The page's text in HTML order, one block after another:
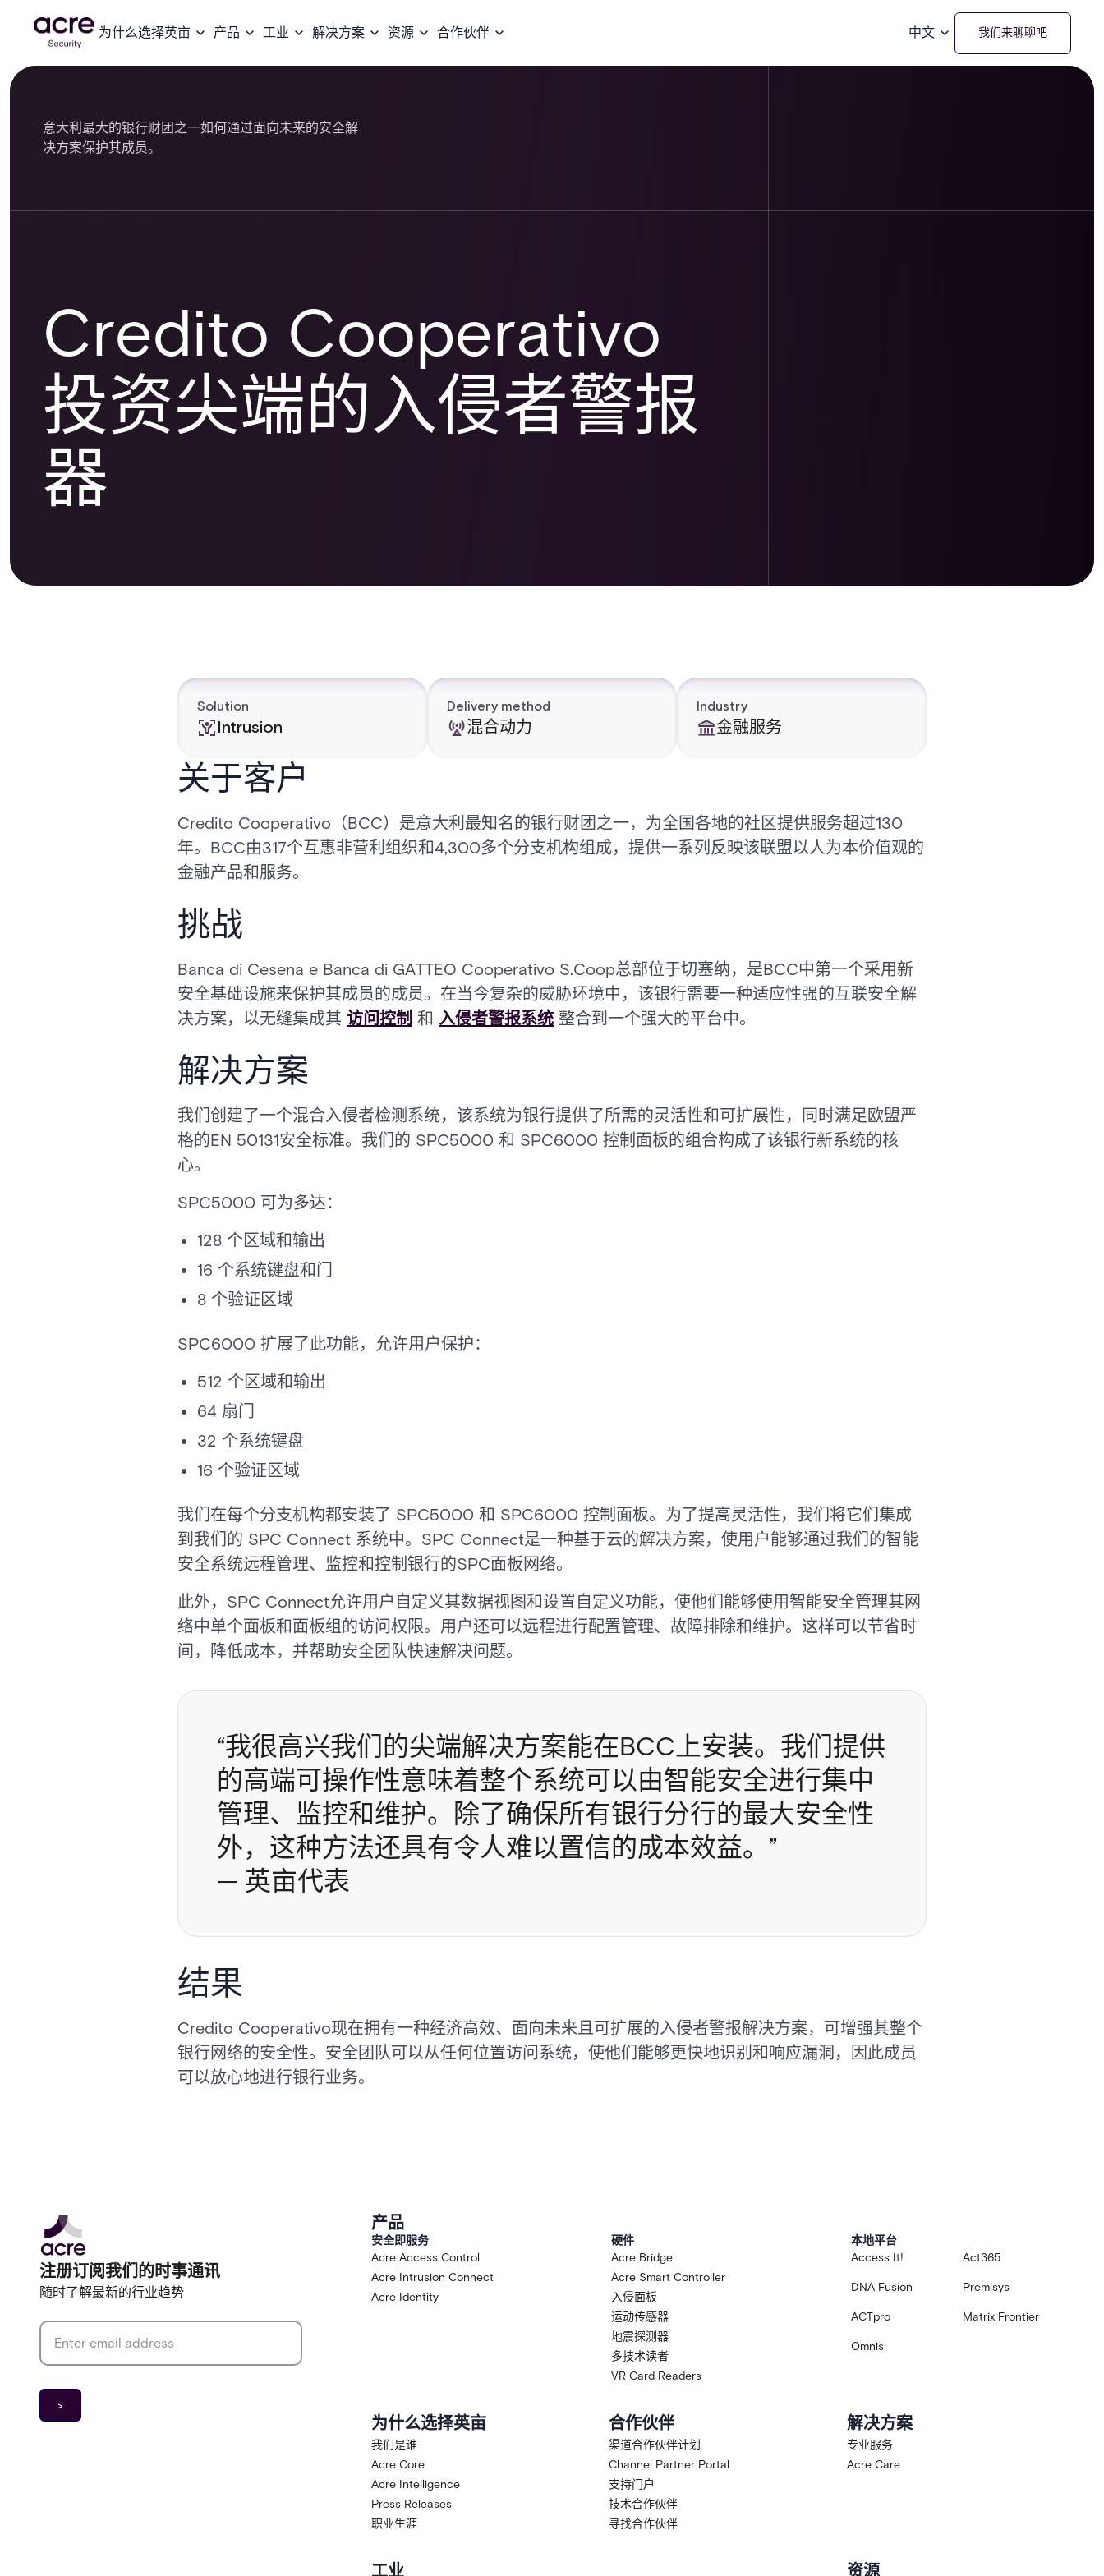
为什么选择英亩 产品 工业 解决方案 资源 合作伙伴 中文 我们来聊聊吧
Credito Cooperativo
投资尖端的入侵者警报
器
意大利最大的银行财团之一如何通过面向未来的安全解
决方案保护其成员。
Solution
Intrusion
Delivery method
混合动力
Industry
金融服务
关于客户
Credito Cooperativo（BCC）是意大利最知名的银行财团之一，为全国各地的社区提供服务超过130
年。BCC由317个互惠非营利组织和4,300多个分支机构组成，提供一系列反映该联盟以人为本价值观的
金融产品和服务。
挑战
Banca di Cesena e Banca di GATTEO Cooperativo S.Coop总部位于切塞纳，是BCC中第一个采用新
安全基础设施来保护其成员的成员。在当今复杂的威胁环境中，该银行需要一种适应性强的互联安全解
决方案，以无缝集成其 访问控制 和 入侵者警报系统 整合到一个强大的平台中。
解决方案
我们创建了一个混合入侵者检测系统，该系统为银行提供了所需的灵活性和可扩展性，同时满足欧盟严
格的EN 50131安全标准。我们的 SPC5000 和 SPC6000 控制面板的组合构成了该银行新系统的核
心。
SPC5000 可为多达：
128 个区域和输出
16 个系统键盘和门
8 个验证区域
SPC6000 扩展了此功能，允许用户保护：
512 个区域和输出
64 扇门
32 个系统键盘
16 个验证区域
我们在每个分支机构都安装了 SPC5000 和 SPC6000 控制面板。为了提高灵活性，我们将它们集成
到我们的 SPC Connect 系统中。SPC Connect是一种基于云的解决方案，使用户能够通过我们的智能
安全系统远程管理、监控和控制银行的SPC面板网络。
此外，SPC Connect允许用户自定义其数据视图和设置自定义功能，使他们能够使用智能安全管理其网
络中单个面板和面板组的访问权限。用户还可以远程进行配置管理、故障排除和维护。这样可以节省时
间，降低成本，并帮助安全团队快速解决问题。
“我很高兴我们的尖端解决方案能在BCC上安装。我们提供
的高端可操作性意味着整个系统可以由智能安全进行集中
管理、监控和维护。除了确保所有银行分行的最大安全性
外，这种方法还具有令人难以置信的成本效益。”
— 英亩代表
结果
Credito Cooperativo现在拥有一种经济高效、面向未来且可扩展的入侵者警报解决方案，可增强其整个
银行网络的安全性。安全团队可以从任何位置访问系统，使他们能够更快地识别和响应漏洞，因此成员
可以放心地进行银行业务。
注册订阅我们的时事通讯
随时了解最新的行业趋势
产品
安全即服务
Acre Access Control
Acre Intrusion Connect
Acre Identity
硬件
Acre Bridge
Acre Smart Controller
入侵面板
运动传感器
地震探测器
多技术读者
VR Card Readers
本地平台
Access It!
Act365
DNA Fusion Premisys
ACTpro Matrix Frontier
Omnis
为什么选择英亩
我们是谁
Acre Core
Acre Intelligence
Press Releases
职业生涯
合作伙伴
渠道合作伙伴计划
Channel Partner Portal
支持门户
技术合作伙伴
寻找合作伙伴
解决方案
专业服务
Acre Care
工业 资源